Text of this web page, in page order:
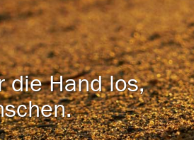
die Hand los,